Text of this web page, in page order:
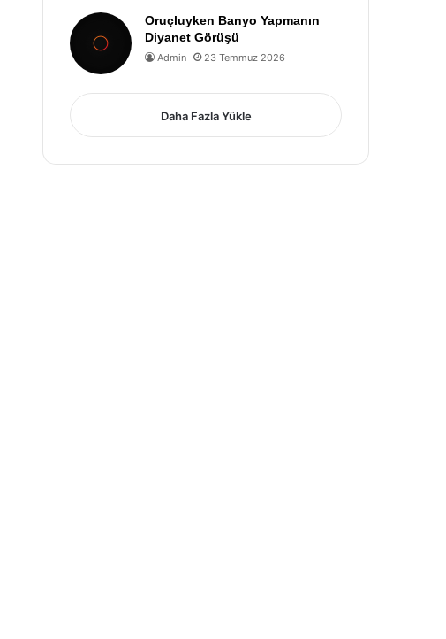
Oruçluyken Banyo Yapmanın
Diyanet Görüşü
Admin 23 Temmuz 2026
Daha Fazla Yükle